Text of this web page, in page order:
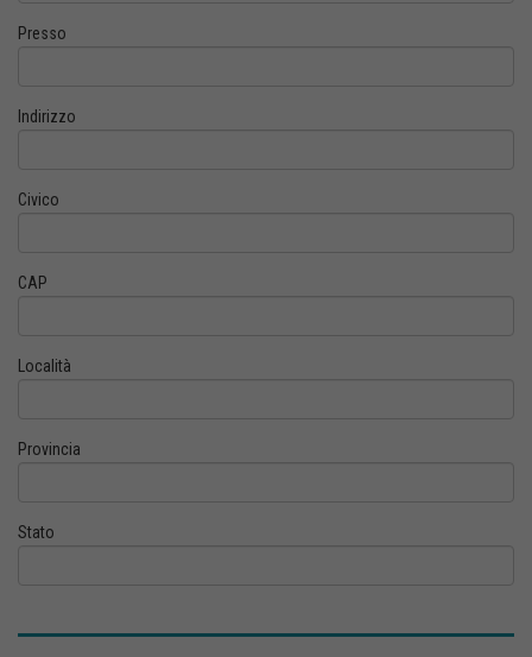
Presso
Indirizzo
Civico
CAP
Località
Provincia
Stato